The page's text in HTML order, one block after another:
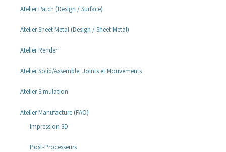
Atelier Patch (Design / Surface)
Atelier Sheet Metal (Design / Sheet Metal)
Atelier Render
Atelier Solid/Assemble. Joints et Mouvements
Atelier Simulation
Atelier Manufacture (FAO)
Impression 3D
Post-Processeurs